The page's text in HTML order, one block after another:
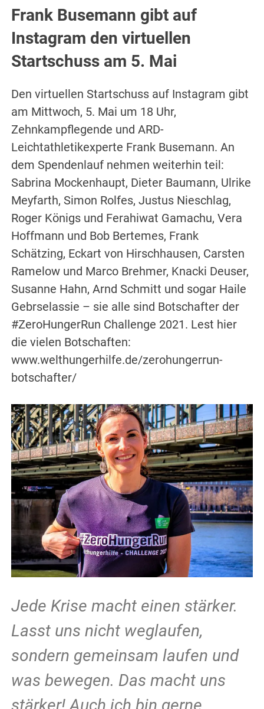
Frank Busemann gibt auf
Instagram den virtuellen
Startschuss am 5. Mai
Den virtuellen Startschuss auf Instagram gibt
am Mittwoch, 5. Mai um 18 Uhr,
Zehnkampflegende und ARD-
Leichtathletikexperte Frank Busemann. An
dem Spendenlauf nehmen weiterhin teil:
Sabrina Mockenhaupt, Dieter Baumann, Ulrike
Meyfarth, Simon Rolfes, Justus Nieschlag,
Roger Königs und Ferahiwat Gamachu, Vera
Hoffmann und Bob Bertemes, Frank
Schätzing, Eckart von Hirschhausen, Carsten
Ramelow und Marco Brehmer, Knacki Deuser,
Susanne Hahn, Arnd Schmitt und sogar Haile
Gebrselassie – sie alle sind Botschafter der
#ZeroHungerRun Challenge 2021. Lest hier
die vielen Botschaften:
www.welthungerhilfe.de/zerohungerrun-
botschafter/
Jede Krise macht einen stärker.
Lasst uns nicht weglaufen,
sondern gemeinsam laufen und
was bewegen. Das macht uns
stärker! Auch ich bin gerne